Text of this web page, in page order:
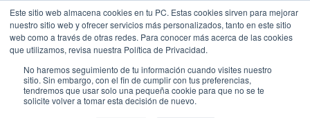
Este sitio web almacena cookies en tu PC. Estas cookies sirven para mejorar
nuestro sitio web y ofrecer servicios más personalizados, tanto en este sitio
web como a través de otras redes. Para conocer más acerca de las cookies
que utilizamos, revisa nuestra Política de Privacidad.
No haremos seguimiento de tu información cuando visites nuestro
sitio. Sin embargo, con el fin de cumplir con tus preferencias,
tendremos que usar solo una pequeña cookie para que no se te
solicite volver a tomar esta decisión de nuevo.